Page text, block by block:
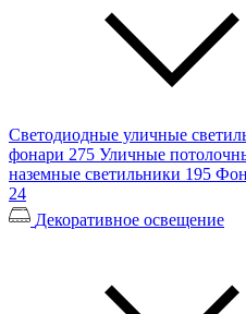
Светодиодные уличные
фонари 275 Уличные
наземные светильники 195
24
Декоративное освещение